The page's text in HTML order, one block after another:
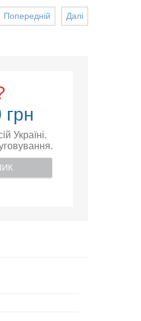
Далі
Попередній
Україні.